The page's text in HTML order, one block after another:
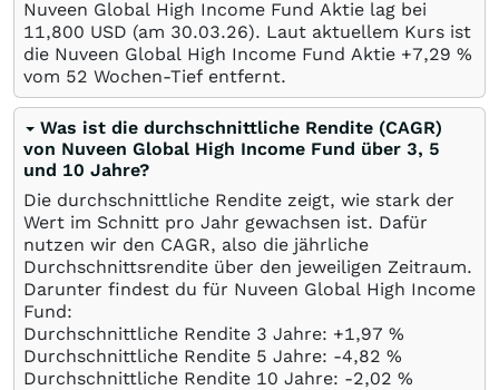
Nuveen Global High Income Fund Aktie lag bei
11,800 USD (am 30.03.26). Laut aktuellem Kurs ist
die Nuveen Global High Income Fund Aktie +7,29 %
vom 52 Wochen-Tief entfernt.
Was ist die durchschnittliche Rendite (CAGR)
von Nuveen Global High Income Fund über 3, 5
und 10 Jahre?
Die durchschnittliche Rendite zeigt, wie stark der
Wert im Schnitt pro Jahr gewachsen ist. Dafür
nutzen wir den CAGR, also die jährliche
Durchschnittsrendite über den jeweiligen Zeitraum.
Darunter findest du für Nuveen Global High Income
Fund:
Durchschnittliche Rendite 3 Jahre: +1,97 %
Durchschnittliche Rendite 5 Jahre: -4,82 %
Durchschnittliche Rendite 10 Jahre: -2,02 %